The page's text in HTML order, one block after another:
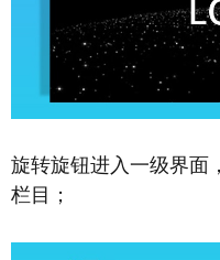
旋转旋钮进入一级界面
栏目；